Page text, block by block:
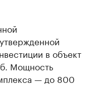
в объект
Мощность
— до 800